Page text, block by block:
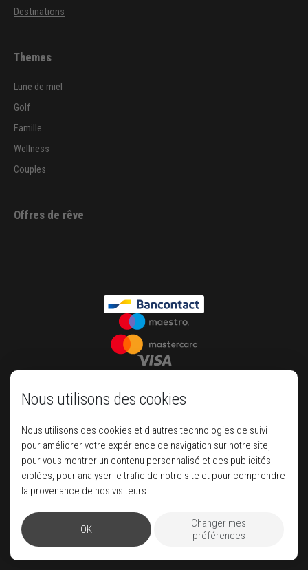
Nous utilisons des cookies
Nous utilisons des cookies et d'autres technologies de suivi
pour améliorer votre expérience de navigation sur notre site,
pour vous montrer un contenu personnalisé et des publicités
ciblées, pour analyser le trafic de notre site et pour comprendre
la provenance de nos visiteurs.
OK
Changer mes
préférences
Destinations
Themes
Lune de miel
Golf
Famille
Wellness
Couples
Offres de rêve
Your house of luxury travel
Pegase